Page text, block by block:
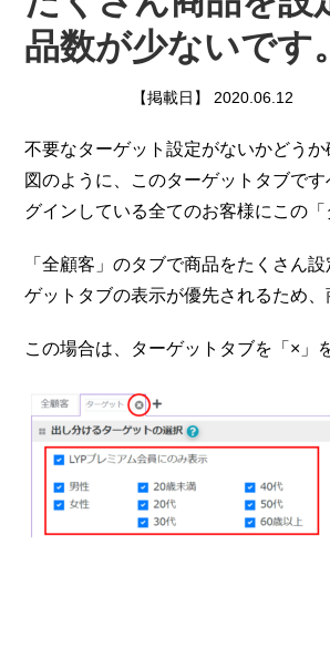
品数が少ないです
【掲載日】 2020.06.12
不要なターゲット設定がないかどう
図のように、このターゲットタブで
グインしている全てのお客様にこの
「全顧客」のタブで商品をたくさん
ゲットタブの表示が優先されるため
この場合は、ターゲットタブを「×」